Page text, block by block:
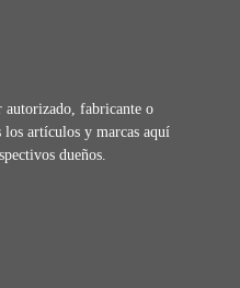
fabricante o
los artículos y marcas aquí
dueños.